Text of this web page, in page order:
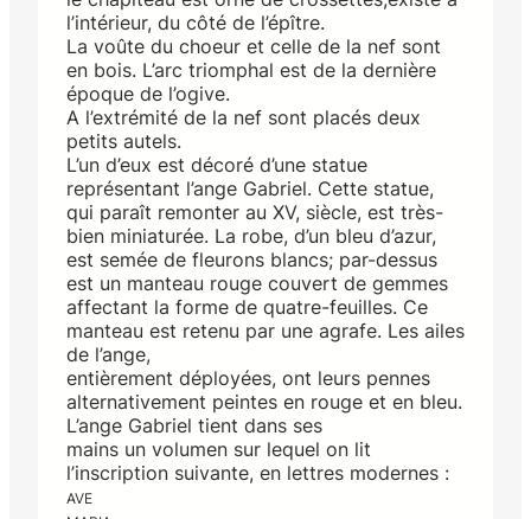
l’intérieur, du côté de l’épître.
La voûte du choeur et celle de la nef sont
en bois. L’arc triomphal est de la dernière
époque de l’ogive.
A l’extrémité de la nef sont placés deux
petits autels.
L’un d’eux est décoré d’une statue
représentant l’ange Gabriel. Cette statue,
qui paraît remonter au XV, siècle, est très-
bien miniaturée. La robe, d’un bleu d’azur,
est semée de fleurons blancs; par-dessus
est un manteau rouge couvert de gemmes
affectant la forme de quatre-feuilles. Ce
manteau est retenu par une agrafe. Les ailes
de l’ange,
entièrement déployées, ont leurs pennes
alternativement peintes en rouge et en bleu.
L’ange Gabriel tient dans ses
mains un volumen sur lequel on lit
l’inscription suivante, en lettres modernes :
AVE